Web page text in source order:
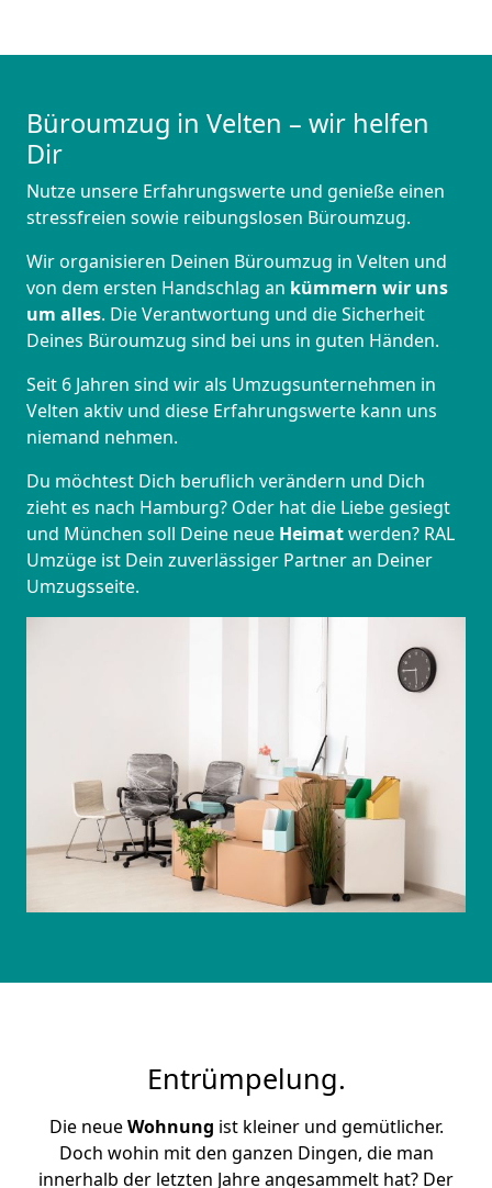
Büroumzug in Velten – wir helfen
Dir
Nutze unsere Erfahrungswerte und genieße einen
stressfreien sowie reibungslosen Büroumzug.
Wir organisieren Deinen Büroumzug in Velten und
von dem ersten Handschlag an kümmern wir uns
um alles. Die Verantwortung und die Sicherheit
Deines Büroumzug sind bei uns in guten Händen.
Seit 6 Jahren sind wir als Umzugsunternehmen in
Velten aktiv und diese Erfahrungswerte kann uns
niemand nehmen.
Du möchtest Dich beruflich verändern und Dich
zieht es nach Hamburg? Oder hat die Liebe gesiegt
und München soll Deine neue Heimatwerden? RAL
Umzüge ist Dein zuverlässiger Partner an Deiner
Umzugsseite.
Entrümpelung.
Die neueWohnung ist kleiner und gemütlicher.
Doch wohin mit den ganzen Dingen, die man
innerhalb der letzten Jahre angesammelt hat? Der